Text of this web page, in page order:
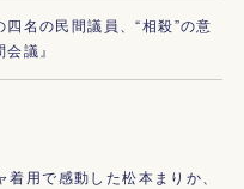
名の民間議員、“相殺”の意
議』
用で感動した松本まりか、